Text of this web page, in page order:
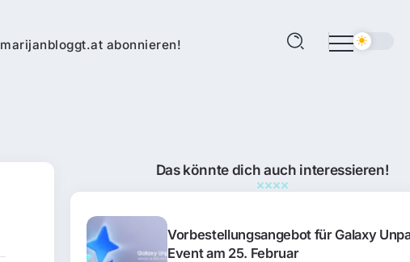
marijanbloggt.at abonnieren!
Das könnte dich auch interessieren!
Vorbestellungsangebot für Galaxy
Event am 25. Februar